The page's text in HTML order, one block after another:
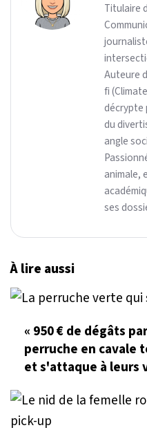
Titulaire
Auteure
fi
décrypte
du
angle
animale,
ses
À lire aussi
« 950 € de dégâts
perruche en cavale
et s'attaque à leurs